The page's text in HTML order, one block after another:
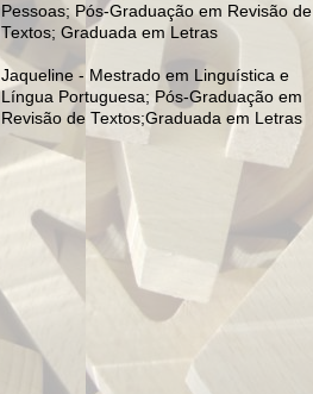
Pessoas; Pós-Graduação em Revisão de
Textos; Graduada em Letras
Jaqueline - Mestrado em Linguística e
Língua Portuguesa; Pós-Graduação em
Revisão de Textos;Graduada em Letras